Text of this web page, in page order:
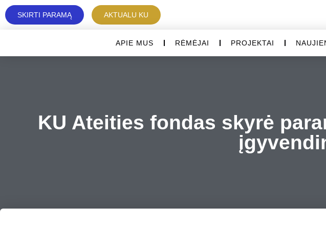
SKIRTI PARAMĄ AKTUALU KU
APIE MUS RĖMĖJAI PROJEKTAI
KU Ateities fondas skyrė